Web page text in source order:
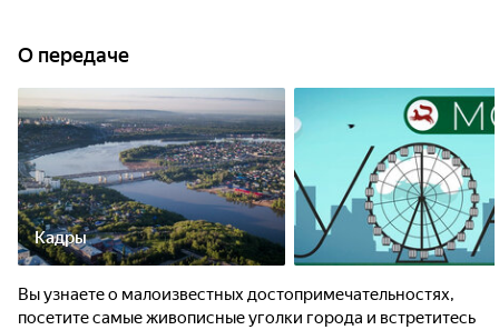
О передаче
Кадры
Вы узнаете о малоизвестных достопримечательностях,
посетите самые живописные уголки города и встретитесь